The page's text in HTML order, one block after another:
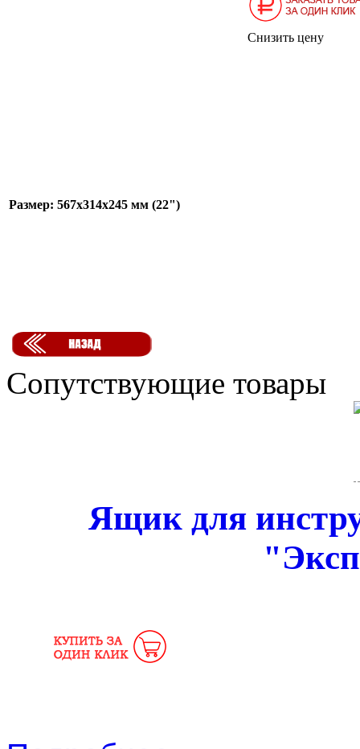
Снизить цену
Размер: 567х314х245 мм (22")
Сопутствующие товары
Ящик для